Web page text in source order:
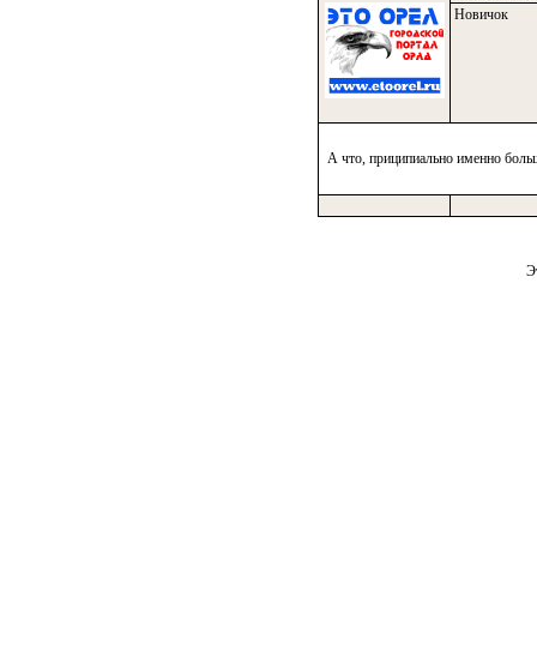
Новичок
А что, приципиально именно